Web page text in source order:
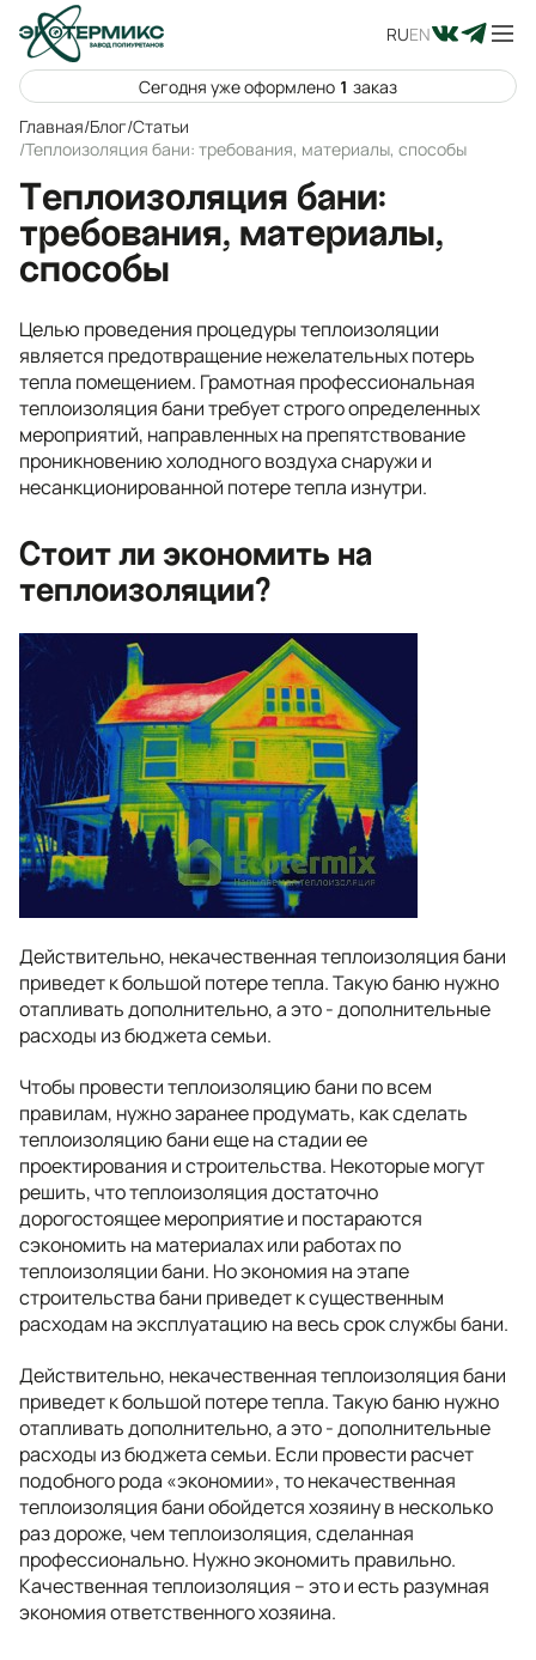
RUEN
Сегодня уже оформлено 1 заказ
Главная/Блог/Статьи
/Теплоизоляция бани: требования, материалы, способы
Теплоизоляция бани:
требования, материалы,
способы
Целью проведения процедуры теплоизоляции
является предотвращение нежелательных потерь
тепла помещением. Грамотная профессиональная
теплоизоляция бани требует строго определенных
мероприятий, направленных на препятствование
проникновению холодного воздуха снаружи и
несанкционированной потере тепла изнутри.
Стоит ли экономить на
теплоизоляции?
Действительно, некачественная теплоизоляция бани
приведет к большой потере тепла. Такую баню нужно
отапливать дополнительно, а это - дополнительные
расходы из бюджета семьи.
Чтобы провести теплоизоляцию бани по всем
правилам, нужно заранее продумать, как сделать
теплоизоляцию бани еще на стадии ее
проектирования и строительства. Некоторые могут
решить, что теплоизоляция достаточно
дорогостоящее мероприятие и постараются
сэкономить на материалах или работах по
теплоизоляции бани. Но экономия на этапе
строительства бани приведет к существенным
расходам на эксплуатацию на весь срок службы бани.
Действительно, некачественная теплоизоляция бани
приведет к большой потере тепла. Такую баню нужно
отапливать дополнительно, а это - дополнительные
расходы из бюджета семьи. Если провести расчет
подобного рода «экономии», то некачественная
теплоизоляция бани обойдется хозяину в несколько
раз дороже, чем теплоизоляция, сделанная
профессионально. Нужно экономить правильно.
Качественная теплоизоляция – это и есть разумная
экономия ответственного хозяина.